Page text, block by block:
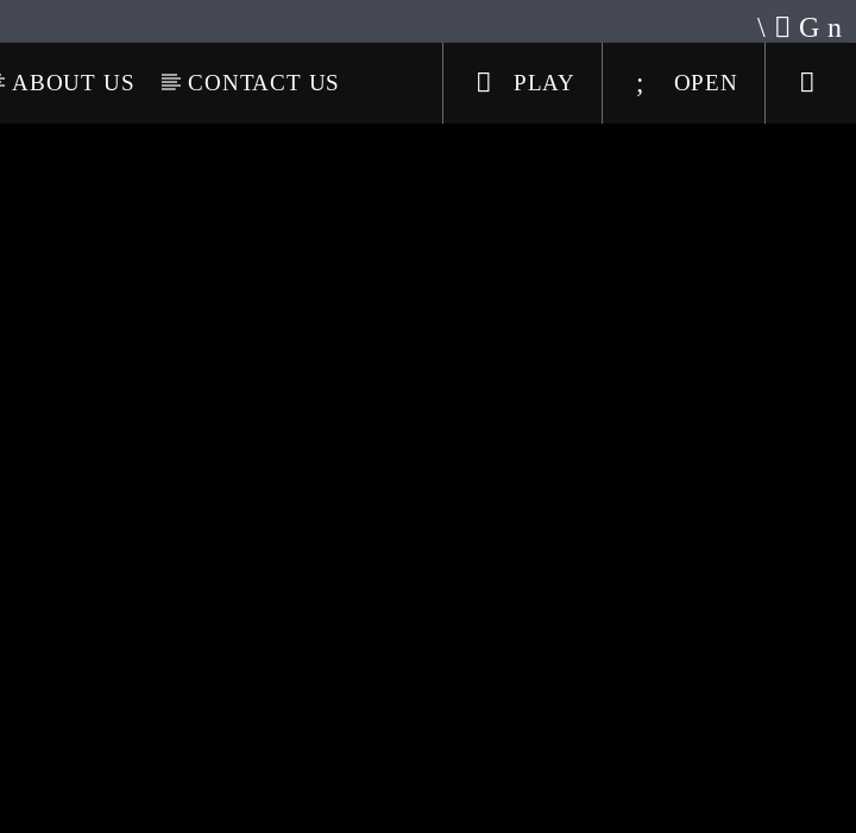
ABOUT US CONTACT US OPEN
PLAY